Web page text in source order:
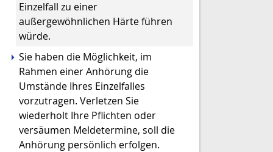
Einzelfall zu einer
außergewöhnlichen Härte führen
würde.
Sie haben die Möglichkeit, im
Rahmen einer Anhörung die
Umstände Ihres Einzelfalles
vorzutragen. Verletzen Sie
wiederholt Ihre Pflichten oder
versäumen Meldetermine, soll die
Anhörung persönlich erfolgen.